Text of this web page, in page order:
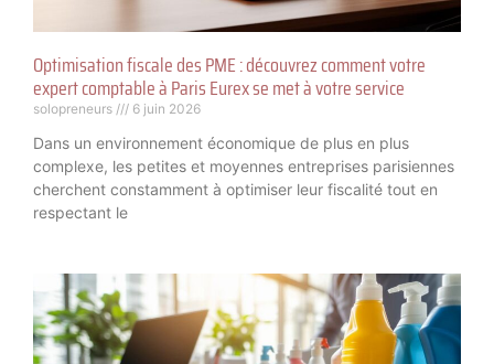
Optimisation fiscale des PME : découvrez comment votre
expert comptable à Paris Eurex se met à votre service
solopreneurs 6 juin 2026
Dans un environnement économique de plus en plus
complexe, les petites et moyennes entreprises parisiennes
cherchent constamment à optimiser leur fiscalité tout en
respectant le